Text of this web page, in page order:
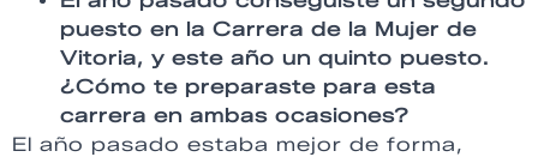
puesto en la Carrera de la Mujer de
Vitoria, y este año un quinto puesto.
¿Cómo te preparaste para esta
carrera en ambas ocasiones?
El año pasado estaba mejor de forma,